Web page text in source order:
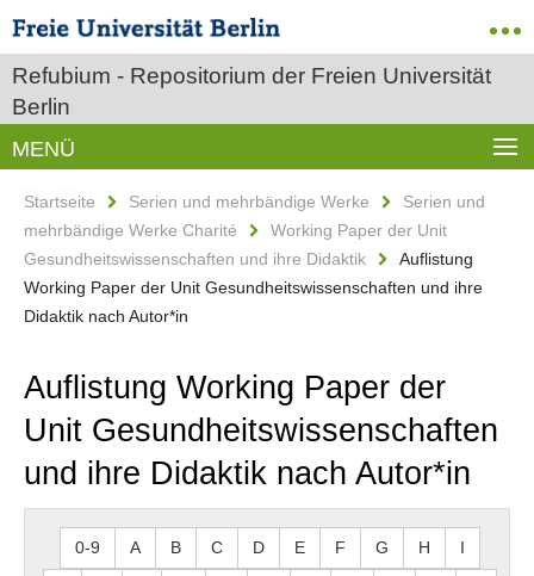
Refubium - Repositorium der Freien Universität
Berlin
MENÜ
Startseite Serien und mehrbändige Werke
Serien und
mehrbändige Werke Charité
Working Paper der Unit
Gesundheitswissenschaften und ihre Didaktik
Auflistung
Working Paper der Unit Gesundheitswissenschaften und ihre
Didaktik nach Autor*in
Auflistung Working Paper der
Unit Gesundheitswissenschaften
und ihre Didaktik nach Autor*in
0-9 A B C D E F G H I